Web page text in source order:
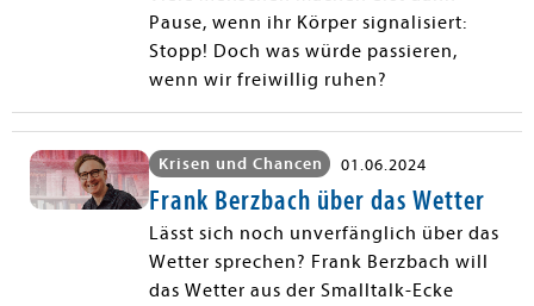
Pause, wenn ihr Körper signalisiert:
Stopp! Doch was würde passieren,
wenn wir freiwillig ruhen?
Krisen und Chancen 01.06.2024
Frank Berzbach über das Wetter
Lässt sich noch unverfänglich über das
Wetter sprechen? Frank Berzbach will
das Wetter aus der Smalltalk-Ecke